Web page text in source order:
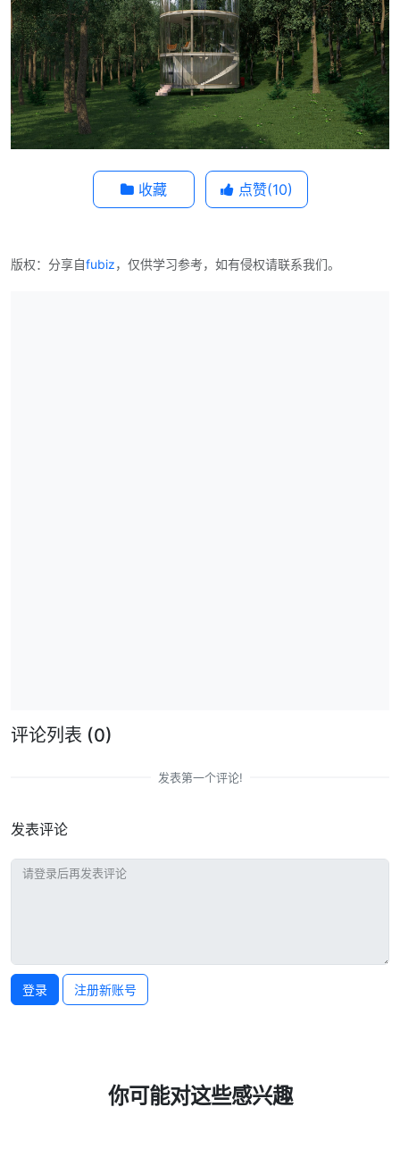
收藏 点赞(10)
版权：分享自fubiz，仅供学习参考，如有侵权请联系我们。
评论列表 (0)
发表第一个评论!
发表评论
登录 注册新账号
你可能对这些感兴趣